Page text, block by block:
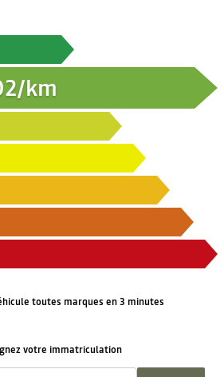
km
toutes marques en 3 minutes
votre immatriculation